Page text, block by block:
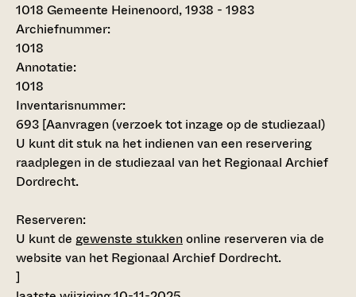
1018 Gemeente Heinenoord, 1938 - 1983
Archiefnummer:
1018
Annotatie:
1018
Inventarisnummer:
693 [Aanvragen (verzoek tot inzage op de studiezaal)
U kunt dit stuk na het indienen van een reservering
raadplegen in de studiezaal van het Regionaal Archief
Dordrecht.
Reserveren:
U kunt de gewenste stukkenonline reserveren via de
website van het Regionaal Archief Dordrecht.
]